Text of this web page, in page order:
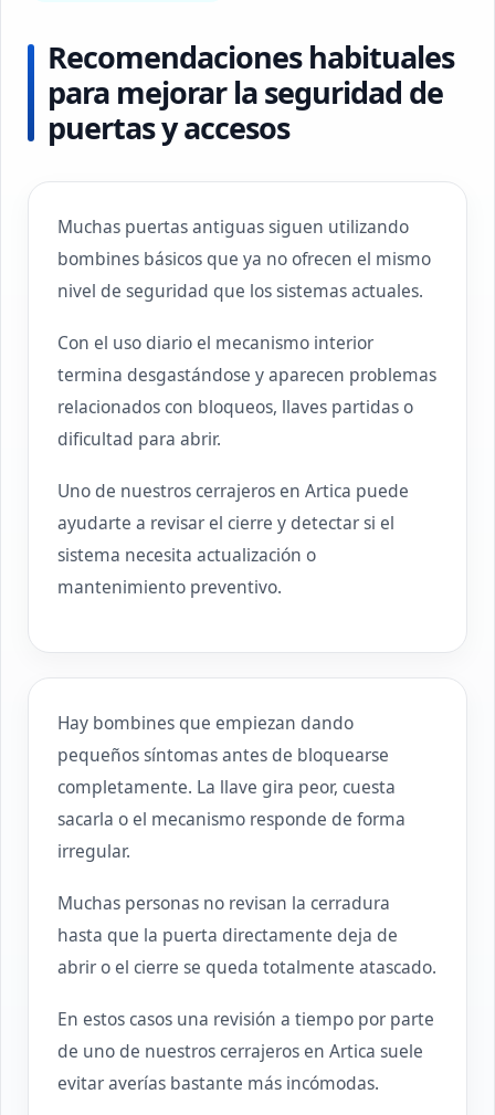
Recomendaciones habituales
para mejorar la seguridad de
puertas y accesos
Muchas puertas antiguas siguen utilizando
bombines básicos que ya no ofrecen el mismo
nivel de seguridad que los sistemas actuales.
Con el uso diario el mecanismo interior
termina desgastándose y aparecen problemas
relacionados con bloqueos, llaves partidas o
dificultad para abrir.
Uno de nuestros cerrajeros en Artica puede
ayudarte a revisar el cierre y detectar si el
sistema necesita actualización o
mantenimiento preventivo.
Hay bombines que empiezan dando
pequeños síntomas antes de bloquearse
completamente. La llave gira peor, cuesta
sacarla o el mecanismo responde de forma
irregular.
Muchas personas no revisan la cerradura
hasta que la puerta directamente deja de
abrir o el cierre se queda totalmente atascado.
En estos casos una revisión a tiempo por parte
de uno de nuestros cerrajeros en Artica suele
evitar averías bastante más incómodas.